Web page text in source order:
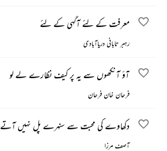
معرفت کے لئے آگہی کے لئے
رہبر تابانی دریاآبادی
آؤ آنکھوں سے یہ پر کیف نظارے لے لو
فرحان خان فرحان
دکھاوے کی محبت سے سنہرے پل نہیں آتے
آصف مرزا